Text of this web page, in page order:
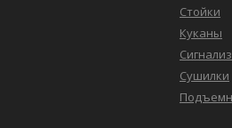
Стойки
Куканы
Сушилки